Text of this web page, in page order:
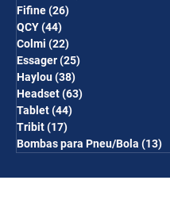
Fifine(26)
QCY(44)
Colmi (22)
Essager(25)
Haylou(38)
Headset(63)
Tablet(44)
Tribit(17)
Bombas para Pneu/Bola (13)